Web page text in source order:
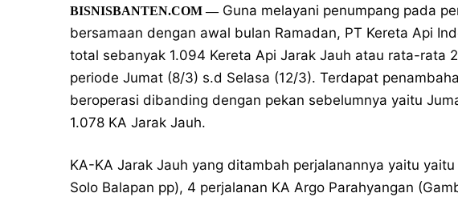
BISNISBANTEN.COM—Guna melayani penumpang pada
bersamaan dengan awal bulan Ramadan, PT Kereta Api
total sebanyak 1.094 Kereta Api Jarak Jauh atau rata-rata
periode Jumat (8/3) s.d Selasa (12/3). Terdapat
beroperasi dibanding dengan pekan sebelumnya yaitu
1.078 KA Jarak Jauh.
KA-KA Jarak Jauh yang ditambah perjalanannya yaitu
Solo Balapan pp), 4 perjalanan KA Argo Parahyangan